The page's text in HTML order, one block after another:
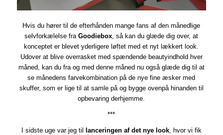
Hvis du hører til de efterhånden mange fans af den månedlige
selvforkælelse fraGoodiebox , så kan du glæde dig over, at
konceptet er blevet yderligere løftet med et nyt lækkert look.
Udover at blive overrasket med spændende beautyindhold hver
måned, kan du fra og med denne måned nu også glæde dig til at
se månedens farvekombination på de nye fine æsker med
skuffer, som er lige til at samle på og bygge ovenpå hinanden til
opbevaring derhjemme.
***
I sidste uge var jeg til lanceringen af det nye look, hvor vi fik